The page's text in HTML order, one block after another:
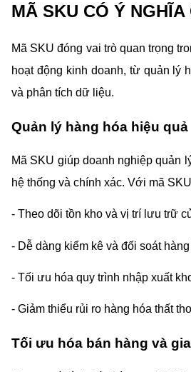
MÃ SKU CÓ Ý NGHĨA
Mã SKU đóng vai trò quan trọng
hoạt động kinh doanh, từ quản lý
và phân tích dữ liệu.
Quản lý hàng hóa hiệu quả
Mã SKU giúp doanh nghiệp quản
hệ thống và chính xác. Với mã
- Theo dõi tồn kho và vị trí lưu trữ
- Dễ dàng kiểm kê và đối soát
- Tối ưu hóa quy trình nhập xuất
- Giảm thiểu rủi ro hàng hóa thất
Tối ưu hóa bán hàng và